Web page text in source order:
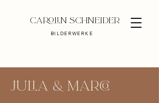
Carolin Schneider
BILDERWERKE
Julia & Marco